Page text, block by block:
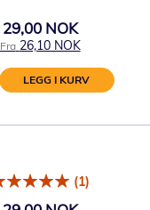
29,00 NOK
Fra 26,10 NOK
LEGG I KURV
(1)